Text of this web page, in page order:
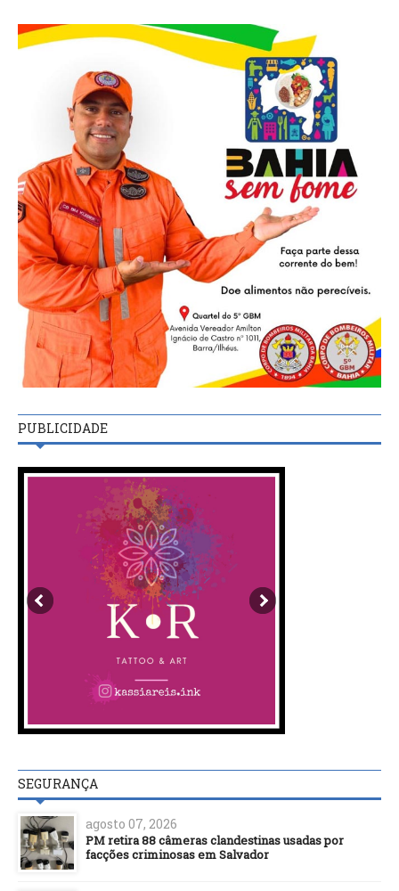
PUBLICIDADE
SEGURANÇA
agosto 07, 2026
PM retira 88 câmeras clandestinas usadas por
facções criminosas em Salvador